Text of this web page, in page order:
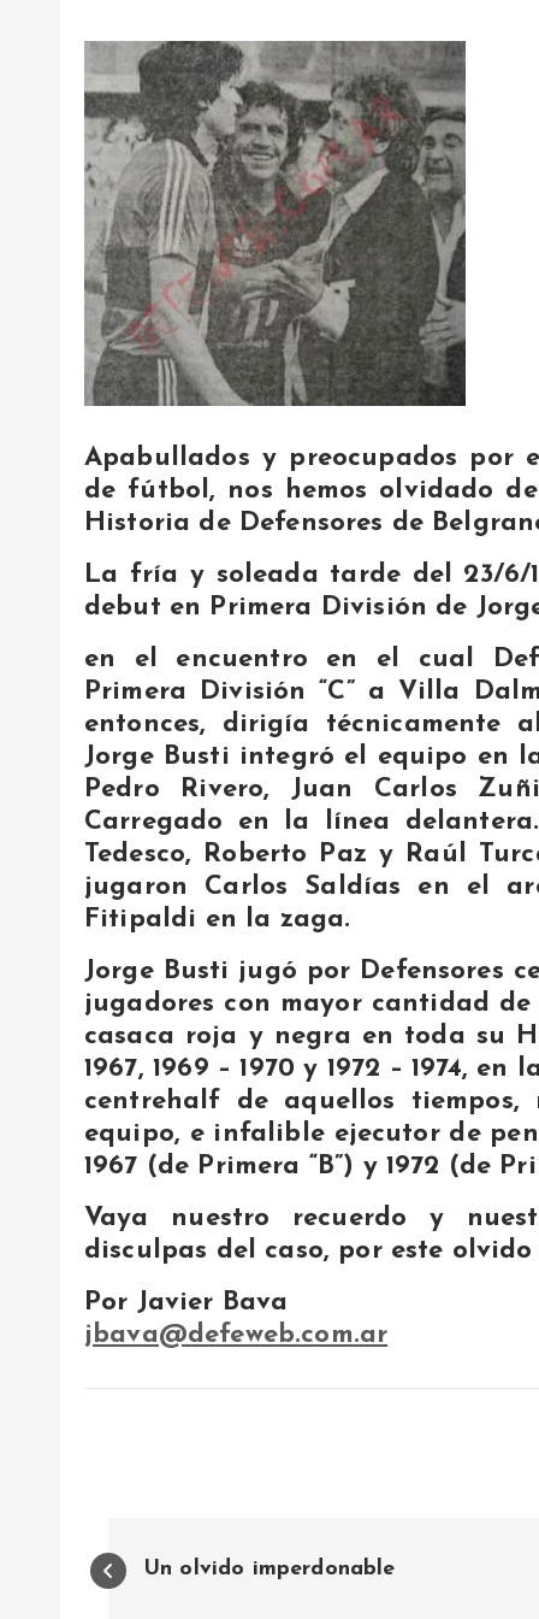
Apabullados y preocupados por
de fútbol, nos hemos olvidado
Historia de Defensores de
La fría y soleada tarde del 23/6/
debut en Primera División de
en el encuentro en el cual
Primera División “C” a Villa
entonces, dirigía técnicamente
Jorge Busti integró el equipo en
Pedro Rivero, Juan Carlos
Carregado en la línea
Tedesco, Roberto Paz y Raúl
jugaron Carlos Saldías en el
Fitipaldi en la zaga.
Jorge Busti jugó por Defensores
jugadores con mayor cantidad
casaca roja y negra en toda su
1967, 1969 – 1970 y 1972 – 1974,
centrehalf de aquellos tiempos,
equipo, e infalible ejecutor de
1967 (de Primera “B”) y 1972 (de
Vaya nuestro recuerdo y
disculpas del caso, por este
Por Javier Bava
jbava@defeweb.com.ar
N
Un olvido imperdonable